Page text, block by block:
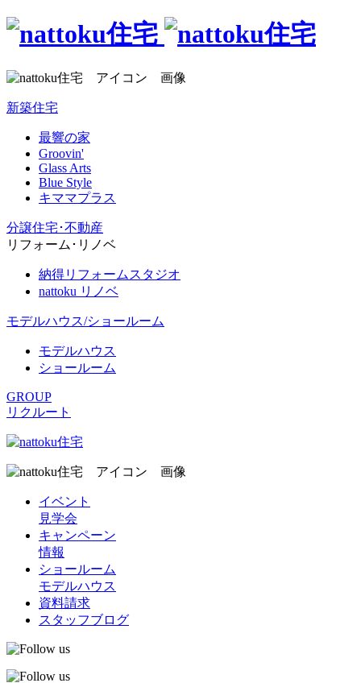
新築住宅
最響の家
Groovin'
Glass Arts
Blue Style
キママプラス
分譲住宅･不動産
リフォーム･リノベ
納得リフォームスタジオ
nattoku リノベ
モデルハウス/ショールーム
モデルハウス
ショールーム
GROUP
リクルート
イベント
見学会
キャンペーン
情報
ショールーム
モデルハウス
資料請求
スタッフブログ